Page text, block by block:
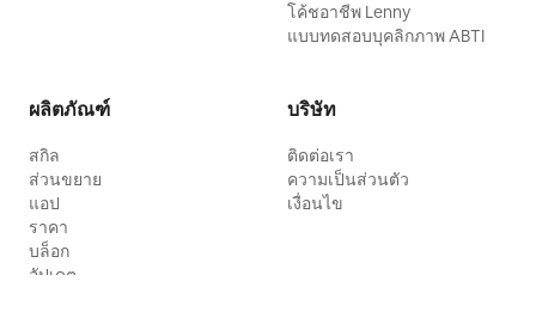
โค้ชอาชีพ Lenny
แบบทดสอบบุคลิกภาพ ABTI
ผลิตภัณฑ์
สกิล
ส่วนขยาย
แอป
ราคา
บล็อก
อัปเดต
บริษัท
ติดต่อเรา
ความเป็นส่วนตัว
เงื่อนไข